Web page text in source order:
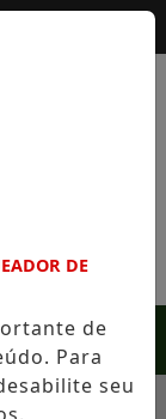
MENU
UNE ALTA
DE
de
Para
seu